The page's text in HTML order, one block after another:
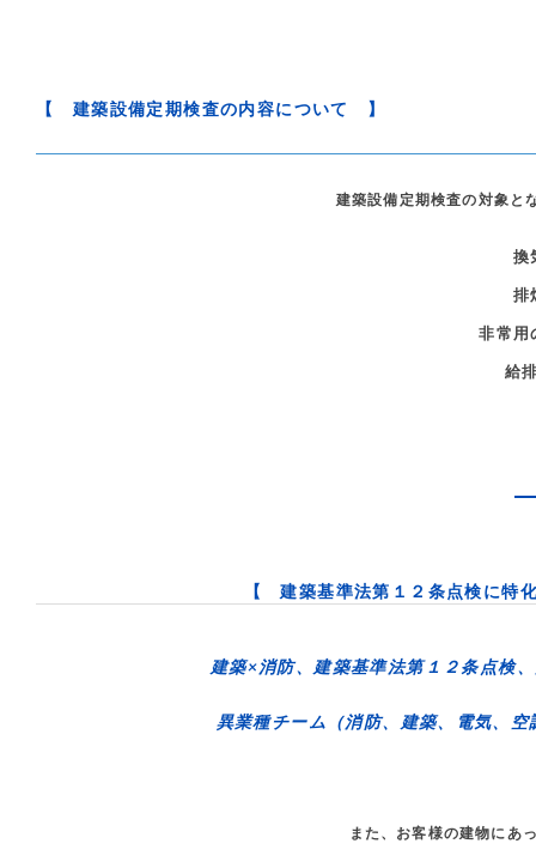
【 建築設備定期検査の内容について 】
建築設備定期検査の対象と
換
排
非常用
給
【 建築基準法第１２条点検に特
建築×消防、建築基準法第１２条点検
異業種チーム（消防、建築、電気、
また、お客様の建物にあ